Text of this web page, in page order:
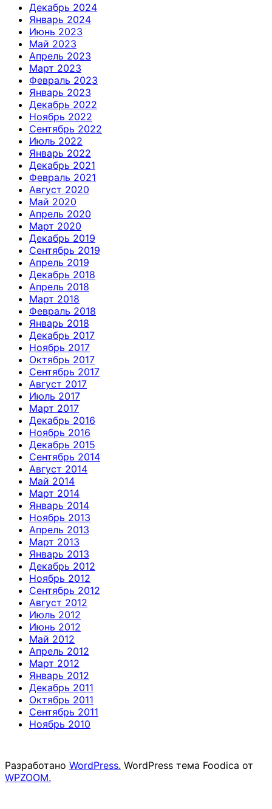
Декабрь 2024
Январь 2024
Июнь 2023
Май 2023
Апрель 2023
Март 2023
Февраль 2023
Январь 2023
Декабрь 2022
Ноябрь 2022
Сентябрь 2022
Июль 2022
Январь 2022
Декабрь 2021
Февраль 2021
Август 2020
Май 2020
Апрель 2020
Март 2020
Декабрь 2019
Сентябрь 2019
Апрель 2019
Декабрь 2018
Апрель 2018
Март 2018
Февраль 2018
Январь 2018
Декабрь 2017
Ноябрь 2017
Октябрь 2017
Сентябрь 2017
Август 2017
Июль 2017
Март 2017
Декабрь 2016
Ноябрь 2016
Декабрь 2015
Сентябрь 2014
Август 2014
Май 2014
Март 2014
Январь 2014
Ноябрь 2013
Апрель 2013
Март 2013
Январь 2013
Декабрь 2012
Ноябрь 2012
Сентябрь 2012
Август 2012
Июль 2012
Июнь 2012
Май 2012
Апрель 2012
Март 2012
Январь 2012
Декабрь 2011
Октябрь 2011
Сентябрь 2011
Ноябрь 2010
Разработано WordPress. WordPress тема Foodica от
WPZOOM.